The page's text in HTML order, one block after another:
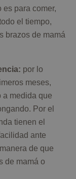
para comer,
el tiempo,
brazos de mamá
por lo
meses,
a medida que
Por el
tienen el
ante
de que
de mamá o